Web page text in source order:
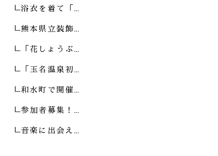
浴衣を着て「…
熊本県立装飾…
「花しょうぶ…
「玉名温泉初…
和水町で開催…
参加者募集！…
音楽に出会え…